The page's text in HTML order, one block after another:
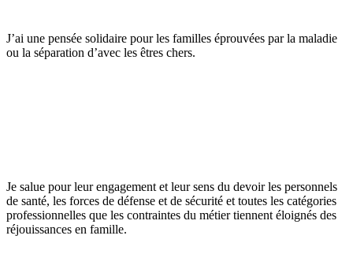
J’ai une pensée solidaire pour les familles éprouvées par la maladie
ou la séparation d’avec les êtres chers.
Je salue pour leur engagement et leur sens du devoir les personnels
de santé, les forces de défense et de sécurité et toutes les catégories
professionnelles que les contraintes du métier tiennent éloignés des
réjouissances en famille.